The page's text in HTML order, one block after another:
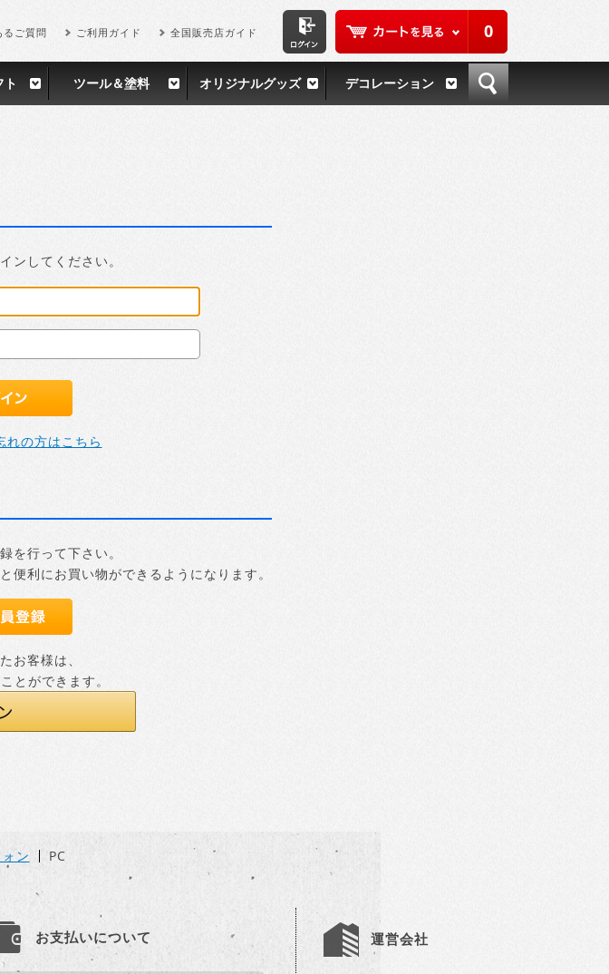
0
るご質問 ご利用ガイド 全国販売店ガイド
ト ツール＆塗料 オリジナルグッズ デコレーション
ンしてください。
れの方はこちら
を行って下さい。
便利にお買い物ができるようになります。
お客様は、
とができます。
ン PC
お支払いについて 運営会社